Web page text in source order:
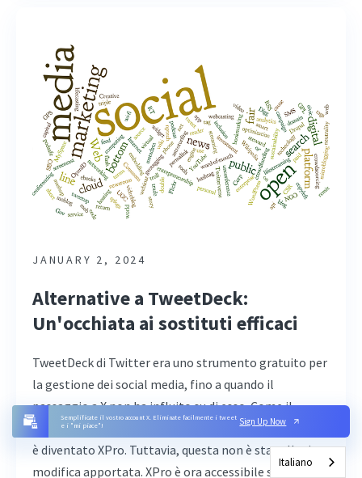
Semplificate il vostro account X. Eliminate facilmente i tweet
e i "mi piace"!
Sign Up Now
JANUARY 2, 2024
Alternative a TweetDeck:
Un'occhiata ai sostituti efficaci
TweetDeck di Twitter era uno strumento gratuito per
la gestione dei social media, fino a quando il
passaggio a X non ha influito su di esso. Come il
cambio di nome della piattaforma, questo strumento
è diventato XPro. Tuttavia, questa non è stata l'unica
modifica apportata. XPro è ora accessibile solo agli
Italiano